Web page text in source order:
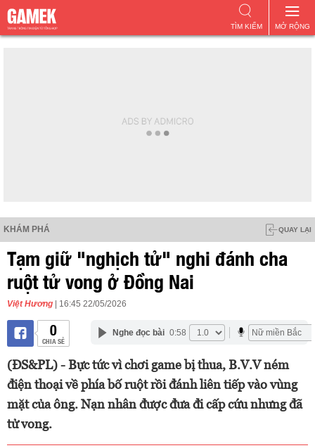
MỞ RỘNG
TÌM KIẾM
KHÁM PHÁ QUAY LẠI
Tạm giữ "nghịch tử" nghi đánh cha
ruột tử vong ở Đồng Nai
Việt Hương | 16:45 22/05/2026
0
CHIA SẺ
Nghe đọc bài 0:58
(ĐS&PL) - Bực tức vì chơi game bị thua, B.V.V ném
điện thoại về phía bố ruột rồi đánh liên tiếp vào vùng
mặt của ông. Nạn nhân được đưa đi cấp cứu nhưng đã
tử vong.